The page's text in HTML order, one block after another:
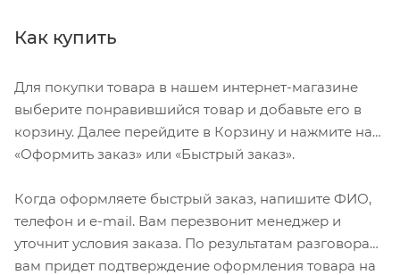
Как купить
Для покупки товара в нашем интернет-магазине
выберите понравившийся товар и добавьте его в
корзину. Далее перейдите в Корзину и нажмите на
«Оформить заказ» или «Быстрый заказ».
Когда оформляете быстрый заказ, напишите ФИО,
телефон и e-mail. Вам перезвонит менеджер и
уточнит условия заказа. По результатам разговора
вам придет подтверждение оформления товара на